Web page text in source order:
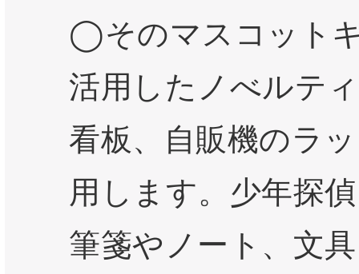
◯そのマスコット
活用したノべルテ
看板、自販機のラ
用します。少年探
筆箋やノート、文